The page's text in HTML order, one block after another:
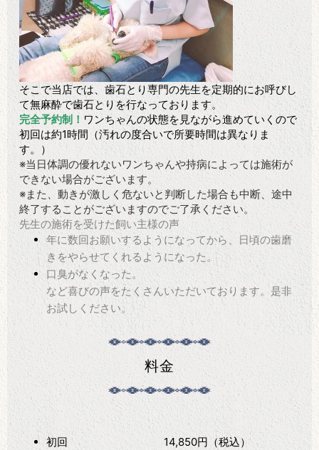
そこで当店では、⻭石とり専門の先生を定期的にお呼びし
て無麻酔で⻭石とりを行なっております。
完全予約制！ ワンちゃんの状態を見ながら進めていくので
初回は約1時間（汚れの度合いで所要時間は異なりま
す。）
※当日体調の優れないワンちゃんや持病によっては施術が
できない場合がございます。
※また、動きが激しく危ないと判断した場合も中断、途中
終了することがございますのでご了承ください。
先生の施術を受けた飼い主様の声
年に数回お願いするようになってから、日頃の⻭磨
きをやらせてくれるようになった。
口臭がなくなった。
など喜びの声をたくさんいただいております。是非
お試しください。
料金
初回 14,850円（税込）